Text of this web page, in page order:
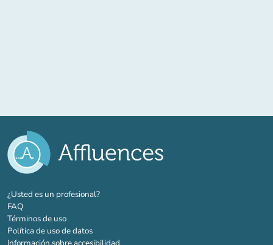
¿Usted es un profesional?(nueva pestaña)
FAQ
Términos de uso
Política de uso de datos